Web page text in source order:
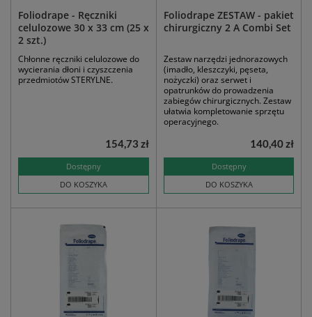
Foliodrape - Ręczniki
celulozowe 30 x 33 cm (25 x
2 szt.)
Chłonne ręczniki celulozowe do
wycierania dłoni i czyszczenia
przedmiotów STERYLNE.
Dostępny
DO KOSZYKA
154,73 zł
Foliodrape ZESTAW - pakiet
chirurgiczny 2 A Combi Set
Zestaw narzędzi jednorazowych
(imadło, kleszczyki, pęseta,
nożyczki) oraz serwet i
opatrunków do prowadzenia
zabiegów chirurgicznych. Zestaw
ułatwia kompletowanie sprzętu
operacyjnego.
Dostępny
DO KOSZYKA
140,40 zł